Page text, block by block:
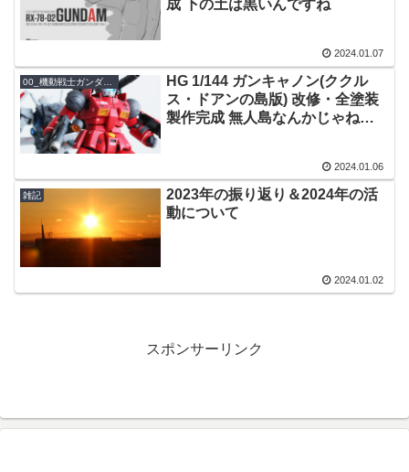
成 下の土は黒いんですね
2024.01.07
HG 1/144 ガンキャノン(ククル
ス・ドアンの島版) 改修・全塗装
製作完成 無人島なんかじゃねぇ
2024.01.06
雑記
2023年の振り返り＆2024年の活
動について
2024.01.02
スポンサーリンク